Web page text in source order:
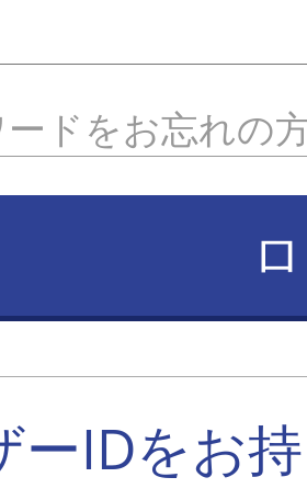
ドをお忘れの
ーIDをお